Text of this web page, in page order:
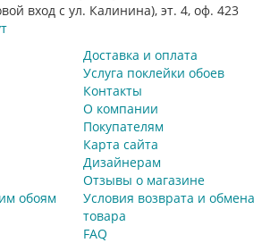
вход с ул. Калинина), эт. 4, оф. 423
обоям
Доставка и оплата
Услуга поклейки обоев
Контакты
О компании
Покупателям
Карта сайта
Дизайнерам
Отзывы о магазине
Условия возврата и обмена
товара
FAQ